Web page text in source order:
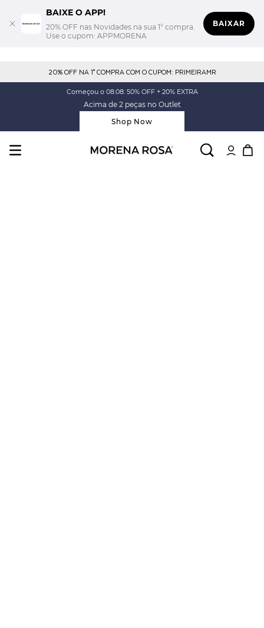
BAIXE O APP!
20% OFF nas Novidades na sua 1° compra.
Use o cupom: APPMORENA
BAIXAR
20% OFF NA 1° COMPRA COM O CUPOM: PRIMEIRAMR
Começou o 08.08: 50% OFF + 20% EXTRA
Acima de 2 peças no Outlet
Shop Now